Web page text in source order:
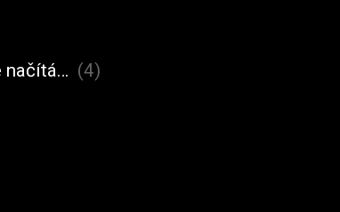
načítá… (4)